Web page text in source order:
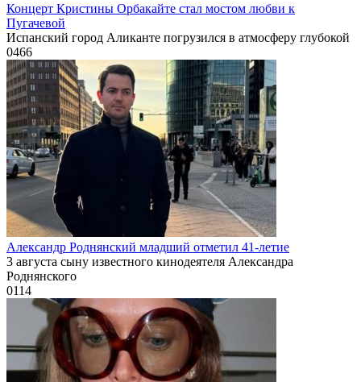
Концерт Кристины Орбакайте стал мостом любви к
Пугачевой
Испанский город Аликанте погрузился в атмосферу глубокой
0466
Александр Роднянский младший отметил 41-летие
3 августа сыну известного кинодеятеля Александра
Роднянского
0114